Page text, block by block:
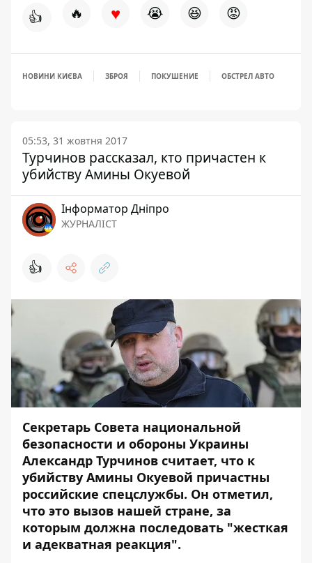
👍 🔥 ♥ 😭 😆 😡
НОВИНИ КИЄВА ЗБРОЯ ПОКУШЕНИЕ ОБСТРЕЛ АВТО
05:53, 31 жовтня 2017
Турчинов рассказал, кто причастен к
убийству Амины Окуевой
Інформатор Дніпро
ЖУРНАЛІСТ
👍
Секретарь Совета национальной
безопасности и обороны Украины
Александр Турчинов считает, что к
убийству Амины Окуевой причастны
российские спецслужбы. Он отметил,
что это вызов нашей стране, за
которым должна последовать "жесткая
и адекватная реакция".